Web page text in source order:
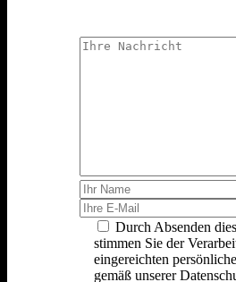
Durch Absenden
stimmen Sie der
eingereichten
gemäß unserer